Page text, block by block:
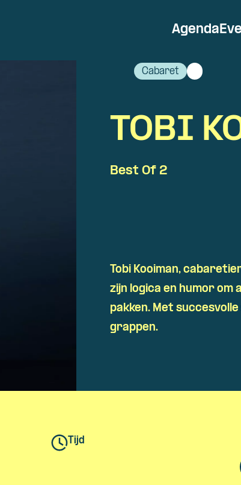
Agenda
Cabaret
TOBI
Best Of 2
Tobi Kooiman,
zijn logica en humor om
pakken. Met
grappen.
Tijd